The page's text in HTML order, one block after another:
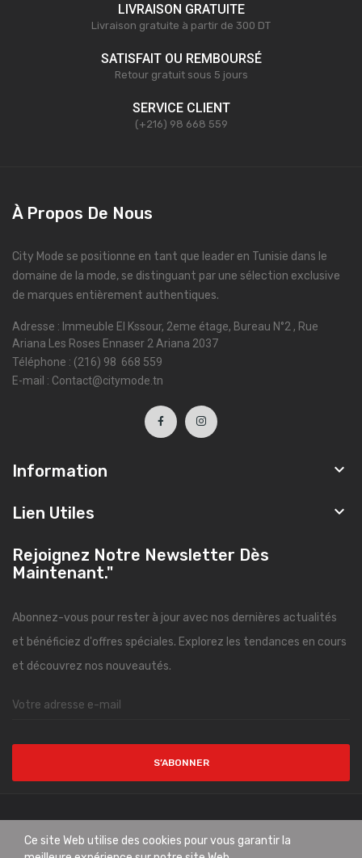
LIVRAISON GRATUITE
Livraison gratuite à partir de 300 DT
SATISFAIT OU REMBOURSÉ
Retour gratuit sous 5 jours
SERVICE CLIENT
(+216) 98 668 559
À Propos De Nous
City Mode se positionne en tant que leader en Tunisie dans le
domaine de la mode, se distinguant par une sélection exclusive
de marques entièrement authentiques.
Adresse : Immeuble El Kssour, 2eme étage, Bureau N°2 , Rue
Ariana Les Roses Ennaser 2 Ariana 2037
Téléphone : (216) 98 668 559
E-mail : Contact@citymode.tn
Information 
Lien Utiles 
Rejoignez Notre Newsletter Dès
Maintenant."
Abonnez-vous pour rester à jour avec nos dernières actualités
et bénéficiez d'offres spéciales. Explorez les tendances en cours
et découvrez nos nouveautés.
S’ABONNER
Ce site Web utilise des cookies pour vous garantir la